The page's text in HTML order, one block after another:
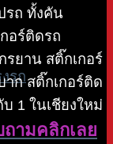
รถ
รถ ทั้งคัน
อร์ติดรถ
รยาน สติ๊กเกอร์
ก สติ๊กเกอร์ติด
1 ในเชียงใหม่
ามคลิกเลย